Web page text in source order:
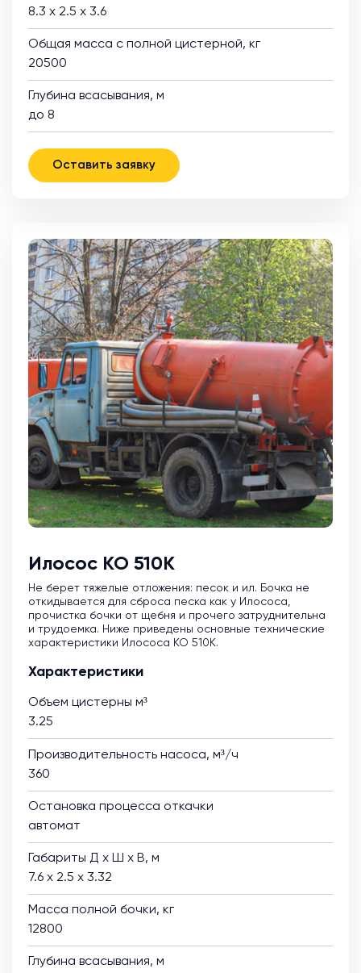
8.3 х 2.5 х 3.6
Общая масса с полной цистерной, кг
20500
Глубина всасывания, м
до 8
Оставить заявку
Илосос КО 510К
Не берет тяжелые отложения: песок и ил. Бочка не
откидывается для сброса песка как у Илососа,
прочистка бочки от щебня и прочего затруднительна
и трудоемка. Ниже приведены основные технические
характеристики Илососа КО 510К.
Характеристики
Объем цистерны м³
3.25
Производительность насоса, м³/ч
360
Остановка процесса откачки
автомат
Габариты Д х Ш х В, м
7.6 х 2.5 х 3.32
Масса полной бочки, кг
12800
Глубина всасывания, м